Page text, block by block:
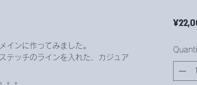
インに作ってみました。
テッチのラインを入れた、カジュア
。。